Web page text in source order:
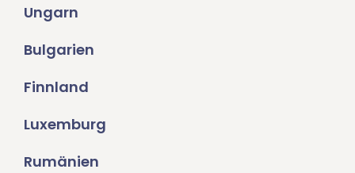
Ungarn
Bulgarien
Finnland
Luxemburg
Rumänien